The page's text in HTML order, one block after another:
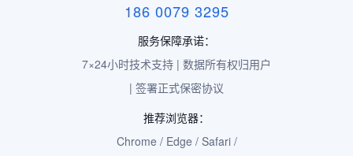
186 0079 3295
服务保障承诺：
7×24小时技术支持 | 数据所有权归用户
| 签署正式保密协议
推荐浏览器：
Chrome / Edge / Safari /